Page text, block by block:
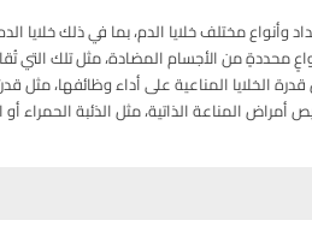
وأنواع مختلف خلايا الدم، بما في ذلك خلايا
محددةٍ من الأجسام المضادة، مثل تلك التي
الخلايا المناعية على أداء وظائفها، مثل
المناعة الذاتية، مثل الذئبة الحمراء